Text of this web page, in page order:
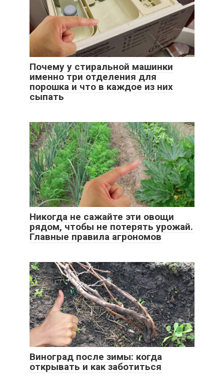
Почему у стиральной машинки
именно три отделения для
порошка и что в каждое из них
сыпать
Никогда не сажайте эти овощи
рядом, чтобы не потерять урожай.
Главные правила агрономов
Виноград после зимы: когда
открывать и как заботиться